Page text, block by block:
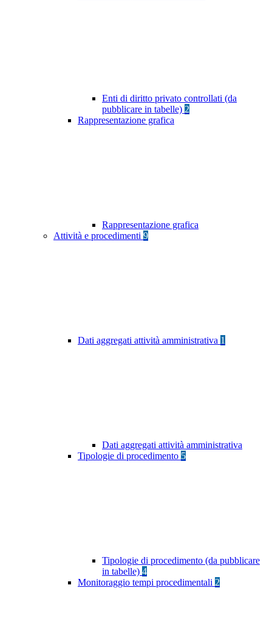
Enti di diritto privato controllati (da
pubblicare in tabelle) 2
Rappresentazione grafica
Rappresentazione grafica
Attività e procedimenti 9
Dati aggregati attività amministrativa 1
Dati aggregati attività amministrativa
Tipologie di procedimento 5
Tipologie di procedimento (da pubblicare
in tabelle) 4
Monitoraggio tempi procedimentali 2